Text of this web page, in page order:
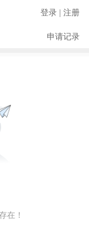
登录 | 注册
申请记录
在！